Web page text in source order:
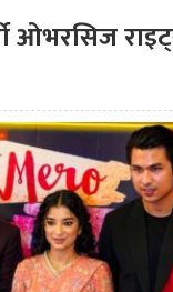
ओभरसिज